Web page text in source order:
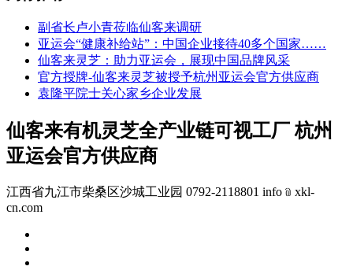
副省长卢小青莅临仙客来调研
亚运会“健康补给站”：中国企业接待40多个国家……
仙客来灵芝：助力亚运会，展现中国品牌风采
官方授牌-仙客来灵芝被授予杭州亚运会官方供应商
袁隆平院士关心家乡企业发展
仙客来有机灵芝全产业链可视工厂 杭州
亚运会官方供应商
江西省九江市柴桑区沙城工业园 0792-2118801 info﹫xkl-
cn.com